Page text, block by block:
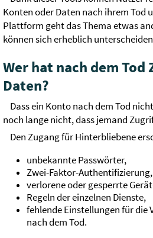
Konten oder Daten nach ihrem Tod
Plattform geht das Thema etwas
können sich erheblich
Wer hat nach dem
Daten?
Dass ein Konto nach dem Tod
noch lange nicht, dass jemand
Den Zugang für Hinterbliebene
unbekannte Passwörter,
Zwei-Faktor-Authentifizierung,
verlorene oder gesperrte
Regeln der einzelnen Dienste,
fehlende Einstellungen für die
nach dem Tod.